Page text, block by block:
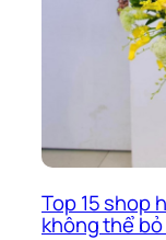
Top 15 shop
không thể